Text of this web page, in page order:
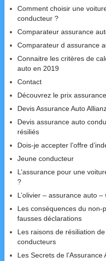
Comment choisir une
conducteur ?
Comparateur assurance
Comparateur d assurance
Connaitre les critères de
auto en 2019
Contact
Découvrez le prix
Devis Assurance Auto
Devis assurance auto
résiliés
Dois-je accepter l’offre
Jeune conducteur
L’assurance pour une
?
L’olivier – assurance auto –
Les conséquences du non-
fausses déclarations
Les raisons de résiliation
conducteurs
Les Secrets de l’Assurance